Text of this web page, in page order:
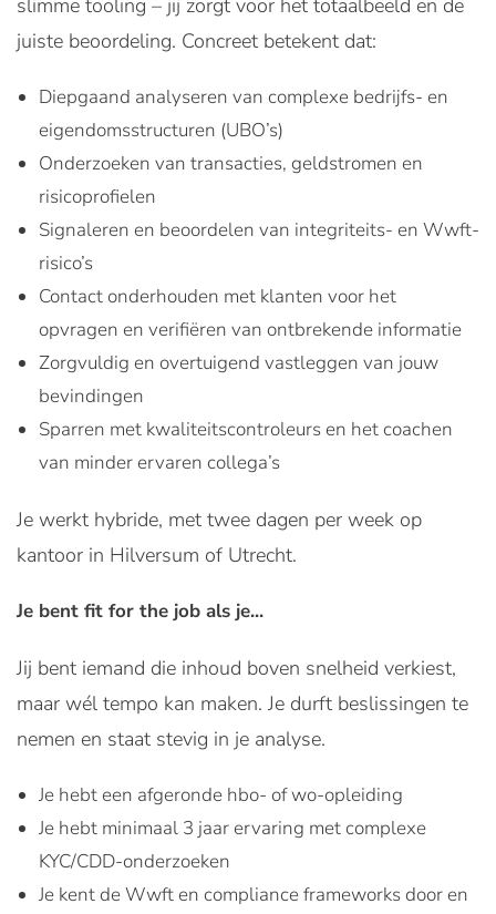
slimme tooling – jij zorgt voor het totaalbeeld en de
juiste beoordeling. Concreet betekent dat:
Diepgaand analyseren van complexe bedrijfs- en
eigendomsstructuren (UBO’s)
Onderzoeken van transacties, geldstromen en
risicoprofielen
Signaleren en beoordelen van integriteits- en Wwft-
risico’s
Contact onderhouden met klanten voor het
opvragen en verifiëren van ontbrekende informatie
Zorgvuldig en overtuigend vastleggen van jouw
bevindingen
Sparren met kwaliteitscontroleurs en het coachen
van minder ervaren collega’s
Je werkt hybride, met twee dagen per week op
kantoor in Hilversum of Utrecht.
Je bent fit for the job als je...
Jij bent iemand die inhoud boven snelheid verkiest,
maar wél tempo kan maken. Je durft beslissingen te
nemen en staat stevig in je analyse.
Je hebt een afgeronde hbo- of wo-opleiding
Je hebt minimaal 3 jaar ervaring met complexe
KYC/CDD-onderzoeken
Je kent de Wwft en compliance frameworks door en